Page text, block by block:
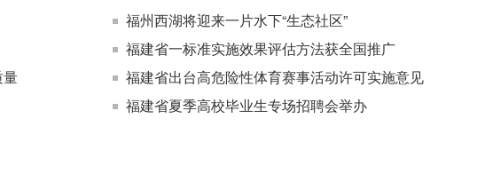
量
福州西湖将迎来一片水下“生态社区”
福建省一标准实施效果评估方法获全国推广
福建省出台高危险性体育赛事活动许可实施意见
福建省夏季高校毕业生专场招聘会举办